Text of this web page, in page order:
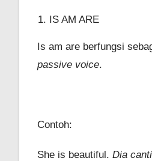
IS AM ARE
Is am are berfungsi
passive voice.
Contoh:
She is beautiful. Dia